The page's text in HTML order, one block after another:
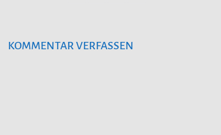
KOMMENTAR VERFASSEN